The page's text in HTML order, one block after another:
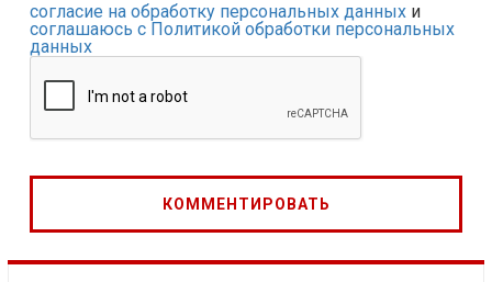
согласие на обработку персональных данных и
соглашаюсь с Политикой обработки персональных
данных